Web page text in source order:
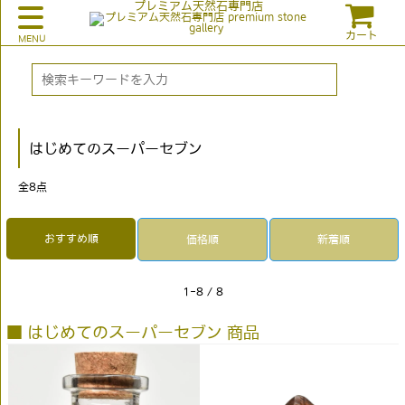
プレミアム天然石専門店
カート
はじめてのスーパーセブン
全8点
おすすめ順 価格順 新着順
1-8 / 8
■ はじめてのスーパーセブン 商品